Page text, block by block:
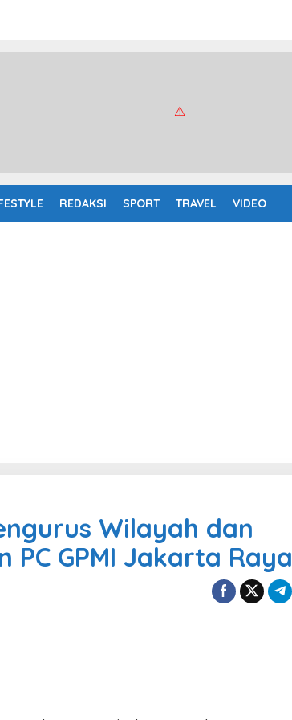
REDAKSI SPORT TRAVEL VIDEO
Wilayah dan
PC GPMI Jakarta Raya